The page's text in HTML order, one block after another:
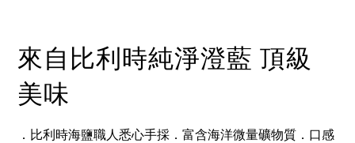
來自比利時純淨澄藍 頂級
美味
．比利時海鹽職人悉心手採．富含海洋微量礦物質．口感